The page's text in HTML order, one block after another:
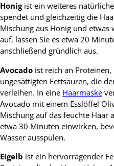
Honigist ein weiteres
spendet und gleichzeitig die
Mischung aus Honig und etwas
auf, lassen Sie es etwa 20
anschließend gründlich aus.
Avocado ist reich an
ungesättigten Fettsäuren, die
verleihen. In eine Haarmaske
Avocado mit einem Esslöffel
Mischung auf das feuchte Haar
etwa 30 Minuten einwirken,
Wasser ausspülen.
Eigelb ist ein hervorragender